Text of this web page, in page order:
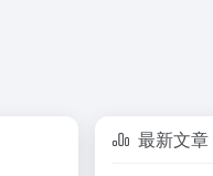
最新文章